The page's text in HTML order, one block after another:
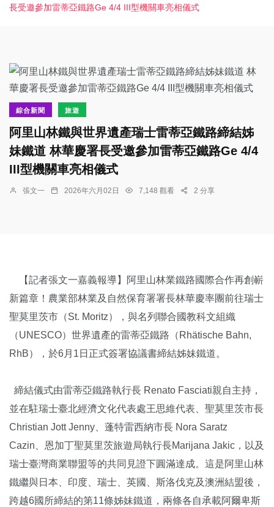
長受邀參加雷蒂亞鐵路Ge 4/4 III型機關車亮相儀式
綜合新聞 旅遊
阿里山林鐵與世界遺產瑞士雷蒂亞鐵路締結姊
妹鐵道 林華慶署長受邀參加雷蒂亞鐵路Ge 4/4
III型機關車亮相儀式
張文一 2026年六月02日 7,148 觀看 2 分享
【記者張文一嘉義報導】阿里山林業鐵路國際合作再創嶄
新篇章！農業部林業及自然保育署署長林華慶率團前往瑞士
聖莫里茨市（St. Moritz），與名列聯合國教科文組織
（UNESCO）世界遺產的雷蒂亞鐵路（Rhätische Bahn,
RhB），於6月1日正式簽署協議書締結姊妹鐵道。
締結儀式由雷蒂亞鐵路執行長 Renato Fasciati親自主持，
並在駐瑞士臺北經濟文化代表處王思維代表、聖莫里茨市長
Christian Jott Jenny、蓬特雷西納市長 Nora Saratz
Cazin、恩加丁聖莫里茨旅遊局執行長Marijana Jakic，以及
瑞士臺灣商業聯盟等的共同見證下圓滿達成。這是阿里山林
鐵繼與日本、印度、瑞士、英國、斯洛伐克及澳洲結盟後，
跨越6國所締結的第11條姊妹鐵道，兩條各自承載阿爾卑斯